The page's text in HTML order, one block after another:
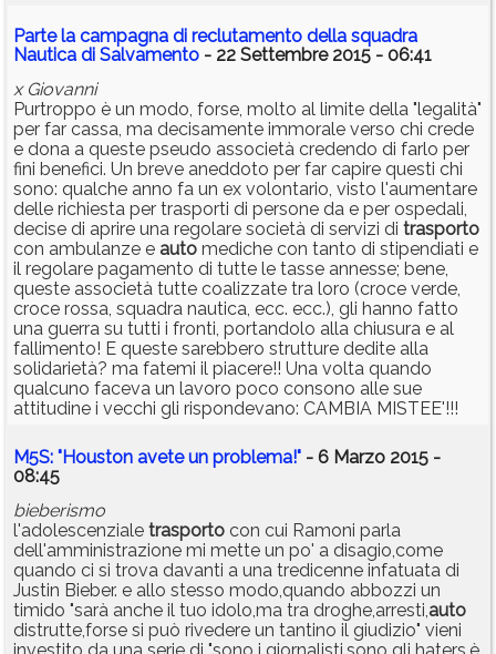
Parte la campagna di reclutamento della squadra
Nautica di Salvamento - 22 Settembre 2015 - 06:41
x Giovanni
Purtroppo è un modo, forse, molto al limite della "legalità"
per far cassa, ma decisamente immorale verso chi crede
e dona a queste pseudo associetà credendo di farlo per
fini benefici. Un breve aneddoto per far capire questi chi
sono: qualche anno fa un ex volontario, visto l'aumentare
delle richiesta per trasporti di persone da e per ospedali,
decise di aprire una regolare società di servizi di trasporto
con ambulanze e auto mediche con tanto di stipendiati e
il regolare pagamento di tutte le tasse annesse; bene,
queste associetà tutte coalizzate tra loro (croce verde,
croce rossa, squadra nautica, ecc. ecc.), gli hanno fatto
una guerra su tutti i fronti, portandolo alla chiusura e al
fallimento! E queste sarebbero strutture dedite alla
solidarietà? ma fatemi il piacere!! Una volta quando
qualcuno faceva un lavoro poco consono alle sue
attitudine i vecchi gli rispondevano: CAMBIA MISTEE'!!!
M5S: "Houston avete un problema!" - 6 Marzo 2015 -
08:45
bieberismo
l'adolescenziale trasporto con cui Ramoni parla
dell'amministrazione mi mette un po' a disagio,come
quando ci si trova davanti a una tredicenne infatuata di
Justin Bieber. e allo stesso modo,quando abbozzi un
timido "sarà anche il tuo idolo,ma tra droghe,arresti,auto
distrutte,forse si può rivedere un tantino il giudizio" vieni